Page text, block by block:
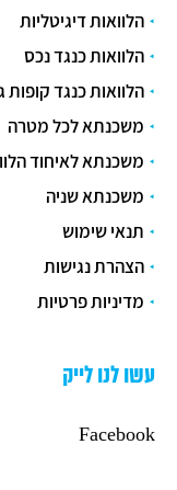
הלוואות דיגיטליות
הלוואות כנגד נכס
הלוואות כנגד
משכנתא לכל מטרה
משכנתא לאיחוד
משכנתא שניה
תנאי שימוש
הצהרת נגישות
מדיניות פרטיות
עשו לנו לייק
Facebook